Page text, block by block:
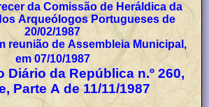
da Comissão de Heráldica da
Arqueólogos Portugueses de
20/02/1987
reunião de Assembleia Municipal,
em 07/10/1987
Diário da República n.º 260,
Parte A de 11/11/1987